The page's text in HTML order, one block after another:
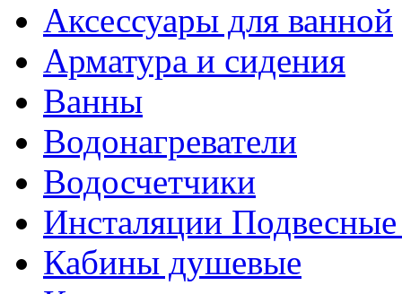
Аксессуары для ванной
Арматура и сидения
Ванны
Водонагреватели
Водосчетчики
Инсталяции
Кабины душевые